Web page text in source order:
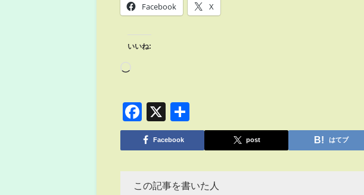
Facebook X
いいね:
Facebook
X
有
Facebook post はてブ
この記事を書いた人